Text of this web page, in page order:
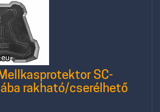
SC-
rakható/cserélhető